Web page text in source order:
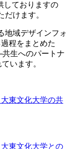
しておりますの
けます。
地域デザインフォ
程をまとめた
共生へのパートナ
います。
東文化大学の共
東文化大学との